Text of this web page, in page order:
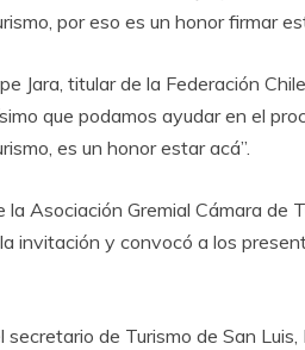
por eso es un honor firmar
Jara, titular de la Federación
que podamos ayudar en el
es un honor estar acá”.
la Asociación Gremial Cámara de
invitación y convocó a los
secretario de Turismo de San